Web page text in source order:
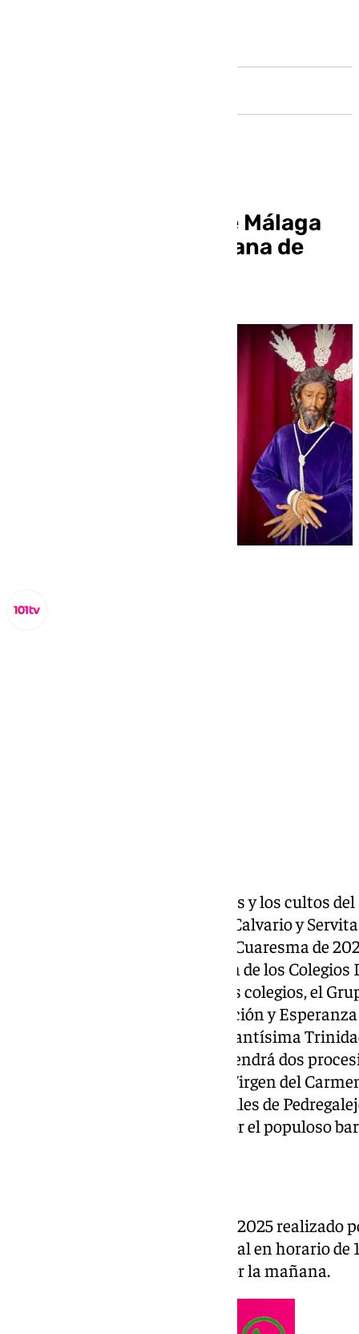
La agenda cofrade de Málaga
del cuarto fin de semana de
Cinco procesiones, un Vía Crucis y los cultos
Salesianos, Rico, Mena, Monte Calvario y
este cuarto fin de semana de la Cuaresma de
Victoria organiza una procesión de los
portadas por alumnos de dichos colegios, el
Santísima en su Dulce Resignación y
feligresía de la Parroquia de la Santísima
tendrá dos
Jesús ante Anás en el Palo y la Virgen del
palio por primera vez por las calles de
del Sol estará procesionando por el populoso
El cartel de la Semana Santa de 2025
expuesto en el Archivo Municipal en horario de
horas. Los sábado y domingo por la mañana.